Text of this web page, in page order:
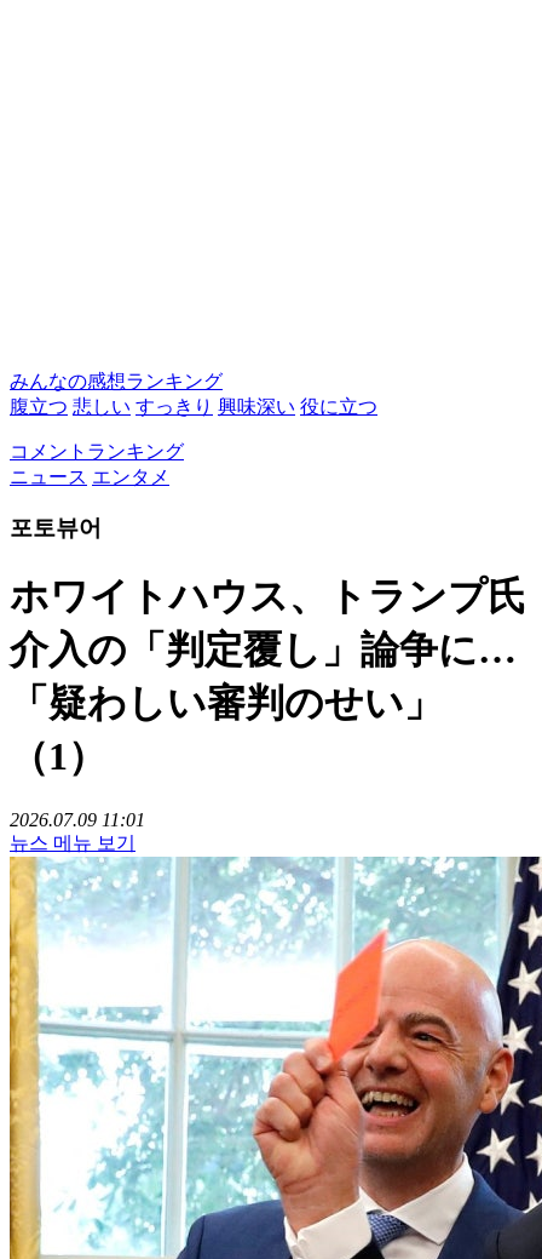
みんなの感想ランキング
腹立つ 悲しい すっきり 興味深い 役に立つ
コメントランキング
ニュース エンタメ
포토뷰어
ホワイトハウス、トランプ氏
介入の「判定覆し」論争に…
「疑わしい審判のせい」
（1）
2026.07.09 11:01
뉴스 메뉴 보기